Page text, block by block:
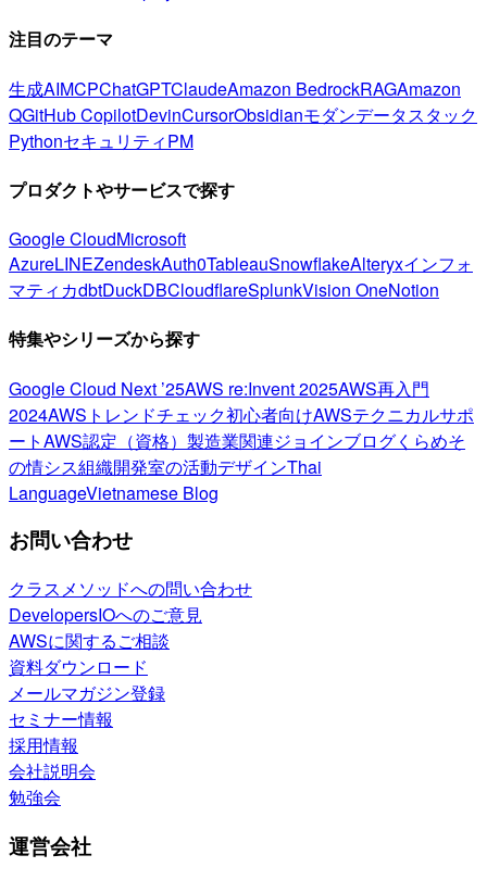
注目のテーマ
生成AIMCPChatGPTClaudeAmazon BedrockRAGAmazon
QGitHub CopilotDevinCursorObsidianモダンデータスタック
PythonセキュリティPM
プロダクトやサービスで探す
Google CloudMicrosoft
AzureLINEZendeskAuth0TableauSnowflakeAlteryxインフォ
マティカdbtDuckDBCloudflareSplunkVision OneNotion
特集やシリーズから探す
Google Cloud Next ’25AWS re:Invent 2025AWS再入門
2024AWSトレンドチェック初心者向けAWSテクニカルサポ
ートAWS認定（資格） 製造業関連ジョインブログくらめそ
の情シス組織開発室の活動デザインThai
LanguageVietnamese Blog
お問い合わせ
クラスメソッドへの問い合わせ
DevelopersIOへのご意見
AWSに関するご相談
資料ダウンロード
メールマガジン登録
セミナー情報
採用情報
会社説明会
勉強会
運営会社